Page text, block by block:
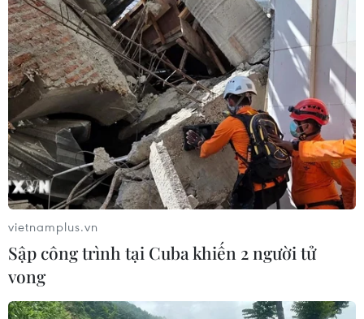
vietnamplus.vn
Sập công trình tại Cuba khiến 2 người tử
vong